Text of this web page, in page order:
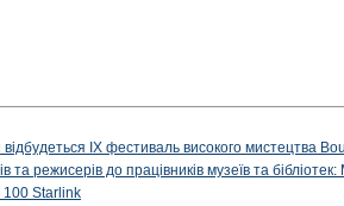
відбудеться IX фестиваль високого мистецтва
та режисерів до працівників музеїв та
100 Starlink